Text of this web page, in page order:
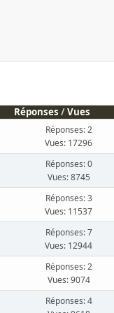
Réponses /Vues
Réponses: 2
Vues: 17296
Réponses: 0
Vues: 8745
Réponses: 3
Vues: 11537
Réponses: 7
Vues: 12944
Réponses: 2
Vues: 9074
Réponses: 4